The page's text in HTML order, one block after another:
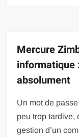
Mercure
informatique
absolument
Un mot de
peu trop tardive,
gestion d’un